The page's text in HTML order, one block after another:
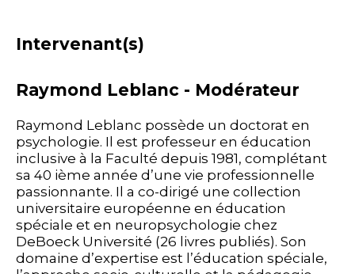
Intervenant(s)
Raymond Leblanc - Modérateur
Raymond Leblanc possède un doctorat en
psychologie. Il est professeur en éducation
inclusive à la Faculté depuis 1981, complétant
sa 40 ième année d’une vie professionnelle
passionnante. Il a co-dirigé une collection
universitaire européenne en éducation
spéciale et en neuropsychologie chez
DeBoeck Université (26 livres publiés). Son
domaine d’expertise est l’éducation spéciale,